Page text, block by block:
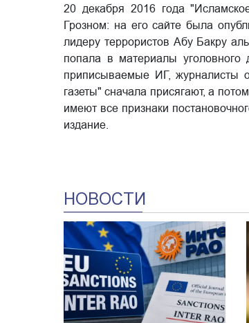
20 декабря 2016 года
Грозном: на его сайте была
лидеру террористов Абу Бакру
попала в материалы уголовного
приписываемые ИГ, журналисты
газеты" сначала присягают, а
имеют все признаки
издание.
НОВОСТИ